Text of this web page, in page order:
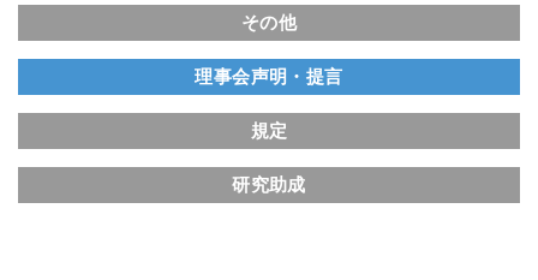
その他
理事会声明・提言
規定
研究助成